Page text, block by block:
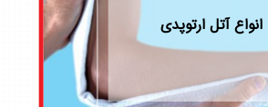
انواع گاز طبّی